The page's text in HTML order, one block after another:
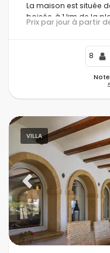
La maison est située
boisée, à 1 km de la
Prix par jour à partir
8
VILLA
Previous